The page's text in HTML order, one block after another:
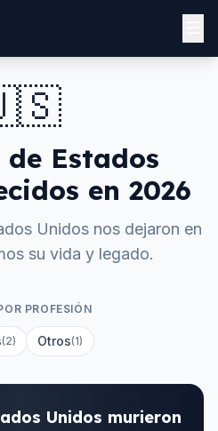
de Estados
en 2026
Unidos nos dejaron en
su vida y legado.
PROFESIÓN
(2) Otros(1)
Unidos murieron